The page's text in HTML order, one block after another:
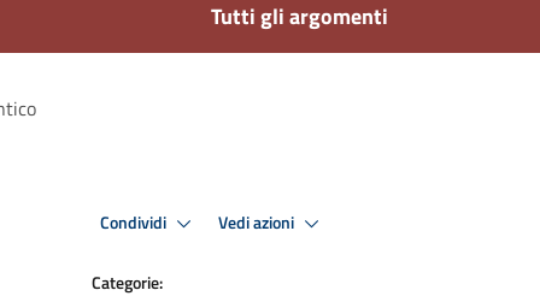
Tutti gli argomenti
Condividi Vedi azioni
Categorie: